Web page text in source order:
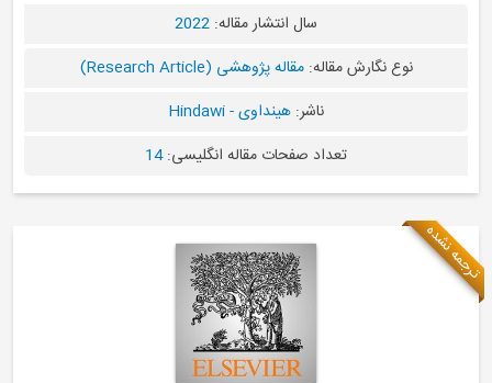
سال انتشار مقاله: 2022
نوع نگارش مقاله:مقاله پژوهشی (Research Article)
ناشر: هینداوی - Hindawi
تعداد صفحات مقاله انگلیسی:14
ترجمه نشده